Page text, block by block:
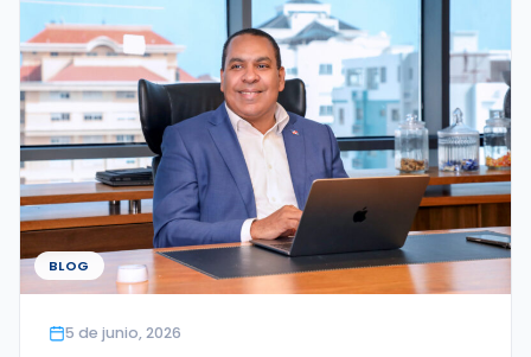
BLOG
5 de junio, 2026